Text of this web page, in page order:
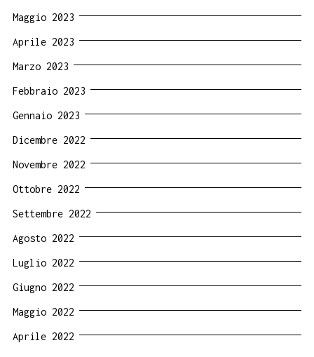
Maggio 2023
Aprile 2023
Marzo 2023
Febbraio 2023
Gennaio 2023
Dicembre 2022
Novembre 2022
Ottobre 2022
Settembre 2022
Agosto 2022
Luglio 2022
Giugno 2022
Maggio 2022
Aprile 2022